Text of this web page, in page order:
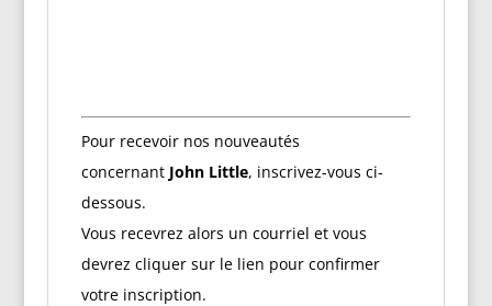
Pour recevoir nos nouveautés
concernant John Little, inscrivez-vous ci-
dessous.
Vous recevrez alors un courriel et vous
devrez cliquer sur le lien pour confirmer
votre inscription.